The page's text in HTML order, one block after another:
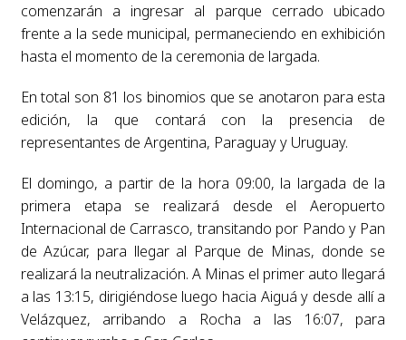
comenzarán a ingresar al parque cerrado ubicado
frente a la sede municipal, permaneciendo en exhibición
hasta el momento de la ceremonia de largada.
En total son 81 los binomios que se anotaron para esta
edición, la que contará con la presencia de
representantes de Argentina, Paraguay y Uruguay.
El domingo, a partir de la hora 09:00, la largada de la
primera etapa se realizará desde el Aeropuerto
Internacional de Carrasco, transitando por Pando y Pan
de Azúcar, para llegar al Parque de Minas, donde se
realizará la neutralización. A Minas el primer auto llegará
a las 13:15, dirigiéndose luego hacia Aiguá y desde allí a
Velázquez, arribando a Rocha a las 16:07, para